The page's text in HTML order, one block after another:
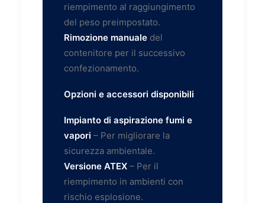
riempimento al raggiungimento
del peso preimpostato.
Rimozione manuale del
contenitore per il successivo
confezionamento.
Opzioni e accessori disponibili
Impianto di aspirazione fumi e
vapori – Per migliorare la
sicurezza ambientale.
Versione ATEX – Per il
riempimento in ambienti con
rischio esplosione.